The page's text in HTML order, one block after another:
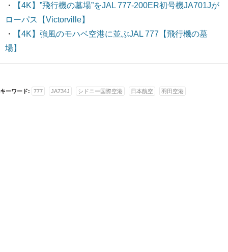
・
【4K】”飛行機の墓場”をJAL 777-200ER初号機JA701Jが
ローパス【Victorville】
・
【4K】強風のモハベ空港に並ぶJAL 777【飛行機の墓
場】
キーワード: 777 JA734J シドニー国際空港 日本航空 羽田空港